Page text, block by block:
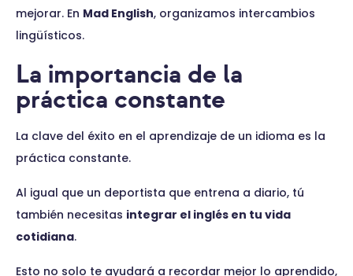
mejorar. En Mad English, organizamos intercambios
lingüísticos.
La importancia de la
práctica constante
La clave del éxito en el aprendizaje de un idioma es la
práctica constante.
Al igual que un deportista que entrena a diario, tú
también necesitas integrar el inglés en tu vida
cotidiana.
Esto no solo te ayudará a recordar mejor lo aprendido,